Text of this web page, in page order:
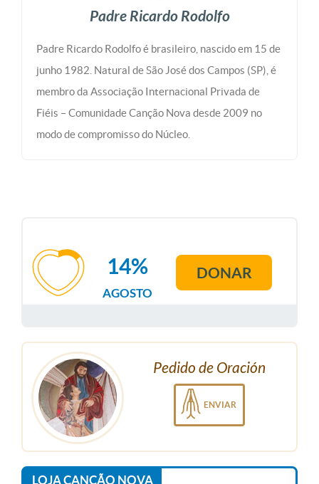
Padre Ricardo Rodolfo
Padre Ricardo Rodolfo é brasileiro, nascido em 15 de
junho 1982. Natural de São José dos Campos (SP), é
membro da Associação Internacional Privada de
Fiéis – Comunidade Canção Nova desde 2009 no
modo de compromisso do Núcleo.
AGOSTO
14% DONAR
Pedido de Oración
ENVIAR
LOJA CANÇÃO NOVA